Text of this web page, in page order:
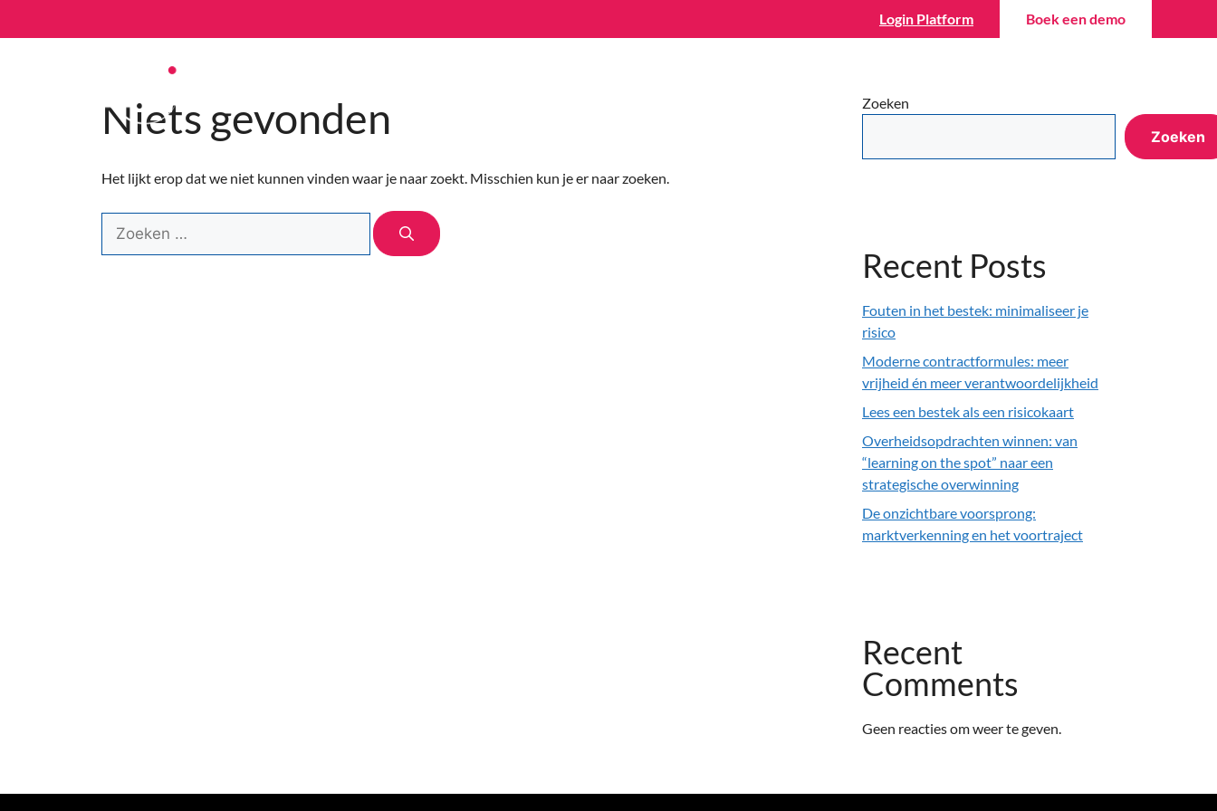
Login Platform Boek een demo
Niets gevonden
Het lijkt erop dat we niet kunnen vinden waar je naar zoekt. Misschien kun je er naar zoeken.
Zoeken
Zoeken
Recent Posts
Fouten in het bestek: minimaliseer je
risico
Moderne contractformules: meer
vrijheid én meer verantwoordelijkheid
Lees een bestek als een risicokaart
Overheidsopdrachten winnen: van
“learning on the spot” naar een
strategische overwinning
De onzichtbare voorsprong:
marktverkenning en het voortraject
Recent
Comments
Geen reacties om weer te geven.